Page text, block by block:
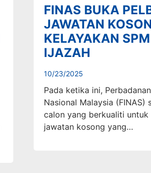
FINAS BUKA
JAWATAN
KELAYAKAN
IJAZAH
10/23/2025
Pada ketika ini,
Nasional Malaysia (FINAS)
calon yang berkualiti untuk
jawatan kosong yang…